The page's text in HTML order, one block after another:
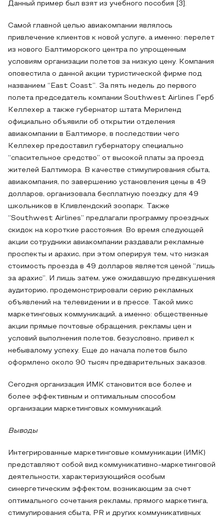
Данный пример был взят из учебного пособия [3].
Самой главной целью авиакомпании являлось
привлечение клиентов к новой услуге, а именно: перелет
из нового Балтиморского центра по упрощенным
условиям организации полетов за низкую цену. Компания
оповестила о данной акции туристической фирме под
названием “East Coast”. За пять недель до первого
полета председатель компании Southwest Airlines Герб
Келлехер а также губернатор штата Мериленд
официально объявили об открытии отделения
авиакомпании в Балтиморе, в последствии чего
Келлехер предоставил губернатору специально
“спасительное средство” от высокой платы за проезд
жителей Балтимора. В качестве стимулирования сбыта,
авиакомпания, по завершению установления цены в 49
долларов, организовала бесплатную поездку для 49
школьников в Кливлендский зоопарк. Также
“Southwest Airlines” предлагали программу проездных
скидок на короткие расстояния. Во время следующей
акции сотрудники авиакомпании раздавали рекламные
проспекты и арахис, при этом оперируя тем, что низкая
стоимость проезда в 49 долларов является ценой “лишь
за арахис”. И лишь затем, уже ожидавшую предвкушения
аудиторию, продемонстрировали серию рекламных
объявлений на телевидении и в прессе. Такой микс
маркетинговых коммуникаций, а именно: общественные
акции прямые почтовые обращения, рекламы цен и
условий выполнения полетов, безусловно, привел к
небывалому успеху. Еще до начала полетов было
оформлено около 90 тысяч предварительных заказов.
Сегодня организация ИМК становится все более и
более эффективным и оптимальным способом
организации маркетинговых коммуникаций.
Выводы
Интегрированные маркетинговые коммуникации (ИМК)
представляют собой вид коммуникативно-маркетинговой
деятельности, характеризующийся особым
синергетическим эффектом, возникающим за счет
оптимального сочетания рекламы, прямого маркетинга,
стимулирования сбыта, PR и других коммуникативных